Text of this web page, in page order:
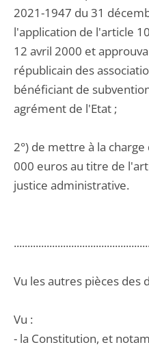
2021-1947 du 31
l'application de l'article
12 avril 2000 et
républicain des
bénéficiant de
agrément de l'Etat ;
2°) de mettre à la
000 euros au titre de
justice administrative.
Vu les autres pièces des
Vu :
- la Constitution, et